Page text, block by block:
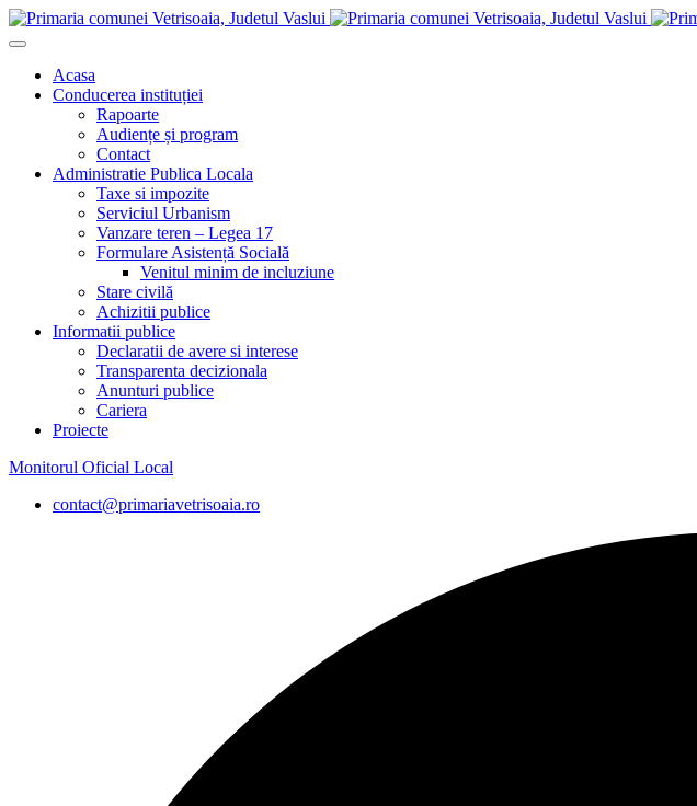
Acasa
Conducerea instituției
Rapoarte
Audiențe și program
Contact
Administratie Publica Locala
Taxe si impozite
Serviciul Urbanism
Vanzare teren – Legea 17
Formulare Asistență Socială
Venitul minim de incluziune
Stare civilă
Achizitii publice
Informatii publice
Declaratii de avere si interese
Transparenta decizionala
Anunturi publice
Cariera
Proiecte
Monitorul Oficial Local
contact@primariavetrisoaia.ro